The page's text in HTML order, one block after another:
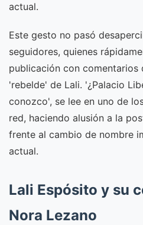
actual.
Este gesto no pasó
seguidores, quienes
publicación con comentarios
'rebelde' de Lali. '¿Palacio
conozco', se lee en uno de
red, haciendo alusión a la
frente al cambio de nombre
actual.
Lali Espósito y su
Nora Lezano